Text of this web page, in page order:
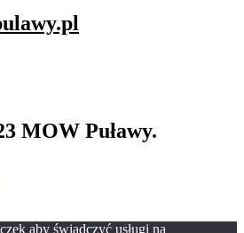
MOW Puławy.
aby świadczyć usługi na